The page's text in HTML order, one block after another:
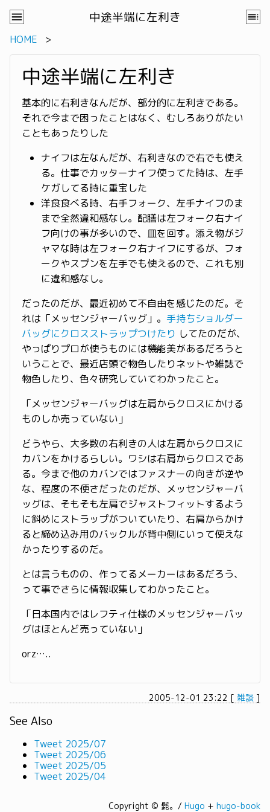
中途半端に左利き
HOME
中途半端に左利き
基本的に右利きなんだが、部分的に左利きである。
それで今まで困ったことはなく、むしろありがたい
こともあったりした
ナイフは左なんだが、右利きなので右でも使え
る。仕事でカッターナイフ使ってた時は、左手
ケガしてる時に重宝した
洋食食べる時、右手フォーク、左手ナイフのま
まで全然違和感なし。配膳は左フォーク右ナイ
フ向けの事が多いので、皿を回す。添え物がジ
ャマな時は左フォーク右ナイフにするが、フォ
ークやスプンを左手でも使えるので、これも別
に違和感なし。
だったのだが、最近初めて不自由を感じたのだ。そ
れは「メッセンジャーバッグ」。 手持ちショルダー
バッグにクロスストラップつけたり してたのだが、
やっぱりプロが使うものには機能美があるだろうと
いうことで、最近店頭で物色したりネットや雑誌で
物色したり、色々研究していてわかったこと。
「メッセンジャーバッグは左肩からクロスにかける
ものしか売っていない」
どうやら、大多数の右利きの人は左肩からクロスに
カバンをかけるらしい。ワシは右肩からクロスであ
る。今まで他のカバンではファスナーの向きが逆や
な、程度の不便さだったのだが、メッセンジャーバ
ッグは、そもそも左肩でジャストフィットするよう
に斜めにストラップがついていたり、右肩からかけ
ると締め込み用のバックルが背中側にいって使えな
かったりするのだ。
とは言うものの、作ってるメーカーはあるだろう、
って事でさらに情報収集してわかったこと。
「日本国内ではレフティ仕様のメッセンジャーバッ
グはほとんど売っていない」
orz…..
2005-12-01 23:22 [ 雑談 ]
See Also
Tweet 2025/07
Tweet 2025/06
Tweet 2025/05
Tweet 2025/04
Copyright © 髭。/ Hugo + hugo-book